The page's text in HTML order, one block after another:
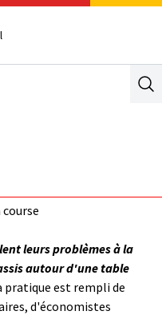
course
leurs problèmes à la
autour d'une table
pratique est rempli de
d'économistes